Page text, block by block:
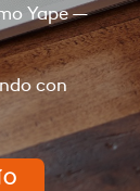
Yape –
con